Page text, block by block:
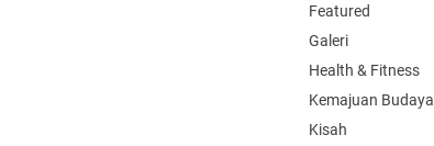
Featured
Galeri
Health & Fitness
Kemajuan Budaya
Kisah